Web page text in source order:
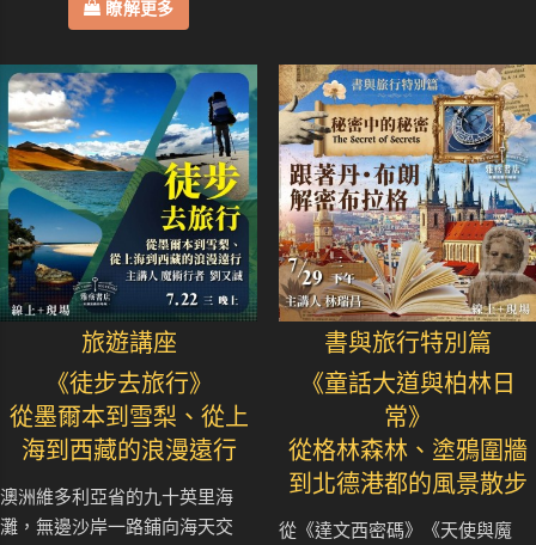
瞭解更多
旅遊講座
《徒步去旅行》
從墨爾本到雪梨、從上
海到西藏的浪漫遠行
澳洲維多利亞省的九十英里海
灘，無邊沙岸一路鋪向海天交
書與旅行特別篇
《童話大道與柏林日
常》
從格林森林、塗鴉圍牆
到北德港都的風景散步
從《達文西密碼》《天使與魔